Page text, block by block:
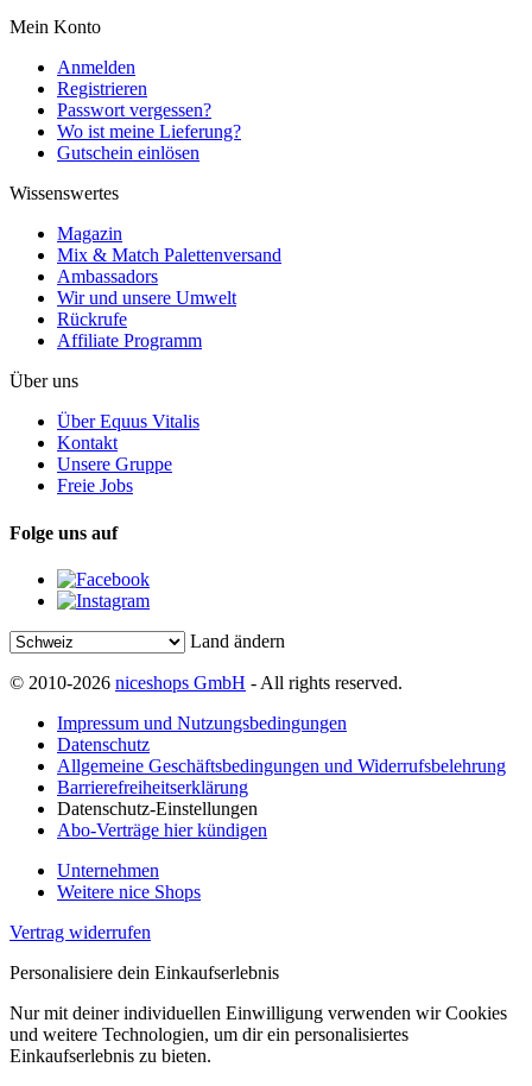
Mein Konto
Anmelden
Registrieren
Passwort vergessen?
Wo ist meine Lieferung?
Gutschein einlösen
Wissenswertes
Magazin
Mix & Match Palettenversand
Ambassadors
Wir und unsere Umwelt
Rückrufe
Affiliate Programm
Über uns
Über Equus Vitalis
Kontakt
Unsere Gruppe
Freie Jobs
Folge uns auf
Land ändern
© 2010-2026 niceshops GmbH - All rights reserved.
Impressum und Nutzungsbedingungen
Datenschutz
Allgemeine Geschäftsbedingungen und Widerrufsbelehrung
Barrierefreiheitserklärung
Datenschutz-Einstellungen
Abo-Verträge hier kündigen
Unternehmen
Weitere nice Shops
Vertrag widerrufen
Personalisiere dein Einkaufserlebnis
Nur mit deiner individuellen Einwilligung verwenden wir Cookies
und weitere Technologien, um dir ein personalisiertes
Einkaufserlebnis zu bieten.